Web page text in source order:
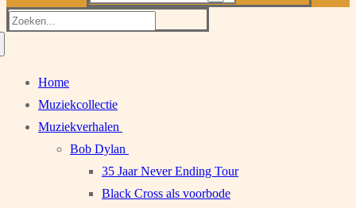
naar:
Zoeken
Home
Muziekcollectie
Muziekverhalen
Bob Dylan
35 Jaar Never Ending Tour
Black Cross als voorbode